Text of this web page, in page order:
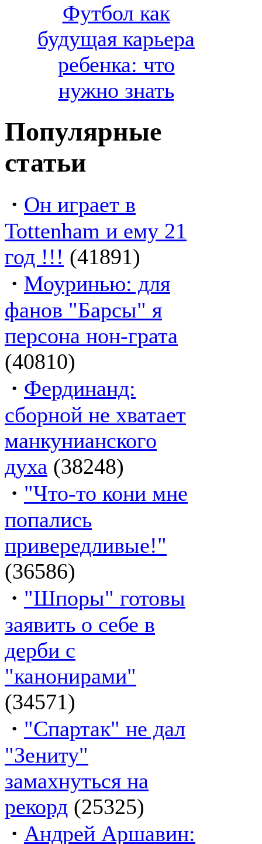
Футбол как
будущая карьера
ребенка: что
нужно знать
Популярные
статьи
· Он играет в
Tottenham и ему 21
год !!! (41891)
· Моуринью: для
фанов "Барсы" я
персона нон-грата
(40810)
· Фердинанд:
сборной не хватает
манкунианского
духа (38248)
· "Что-то кони мне
попались
привередливые!"
(36586)
· "Шпоры" готовы
заявить о себе в
дерби с
"канонирами"
(34571)
· "Спартак" не дал
"Зениту"
замахнуться на
рекорд (25325)
· Андрей Аршавин: